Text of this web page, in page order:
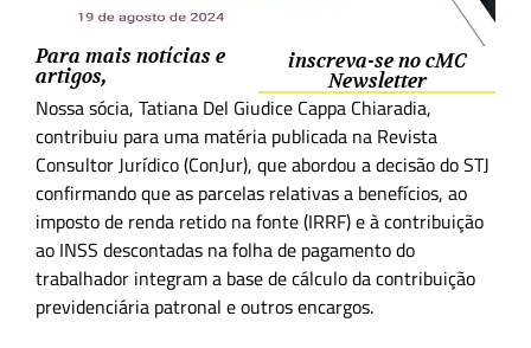
Para mais notícias e
artigos,
inscreva-se no cMC
Newsletter
Nossa sócia, Tatiana Del Giudice Cappa Chiaradia,
contribuiu para uma matéria publicada na Revista
Consultor Jurídico (ConJur), que abordou a decisão do STJ
confirmando que as parcelas relativas a benefícios, ao
imposto de renda retido na fonte (IRRF) e à contribuição
ao INSS descontadas na folha de pagamento do
trabalhador integram a base de cálculo da contribuição
previdenciária patronal e outros encargos.